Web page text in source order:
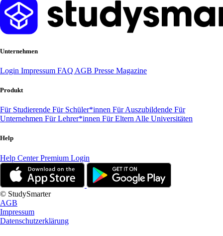
Unternehmen
Login Impressum FAQ AGB Presse Magazine
Produkt
Für Studierende Für Schüler*innen Für Auszubildende Für
Unternehmen Für Lehrer*innen Für Eltern Alle Universitäten
Help
Help CenterPremium Login
© StudySmarter
AGB
Impressum
Datenschutzerklärung